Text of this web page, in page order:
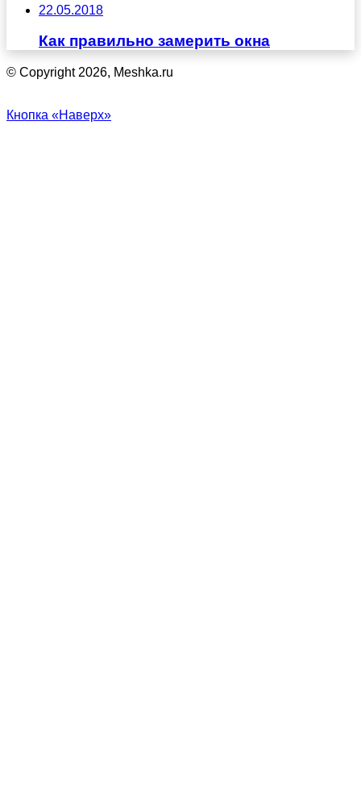
22.05.2018
Как правильно замерить окна
© Copyright 2026, Meshka.ru
Кнопка «Наверх»